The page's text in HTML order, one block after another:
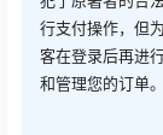
行支付操作，但
客在登录后再进
和管理您的订单。